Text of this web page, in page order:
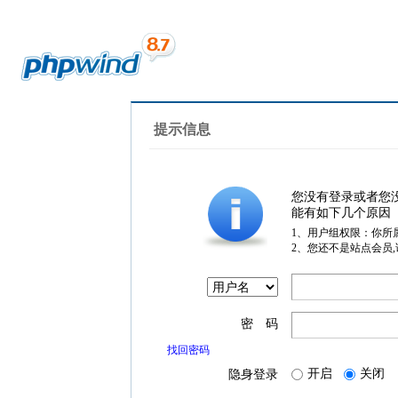
提示信息
您没有登录或者您
能有如下几个原因
1、用户组权限：你所
2、您还不是站点会员
密 码
找回密码
隐身登录 开启 关闭